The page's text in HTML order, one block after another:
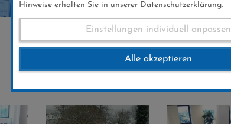
Hinweise erhalten Sie in unserer Datenschutzerklärung.
Einstellungen individuell anpassen
Alle akzeptieren